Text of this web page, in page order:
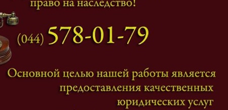
Наследование и Завещание
Оформление наследства
Оспаривание наследства
Адвокат наследственные дела
и Вакансии